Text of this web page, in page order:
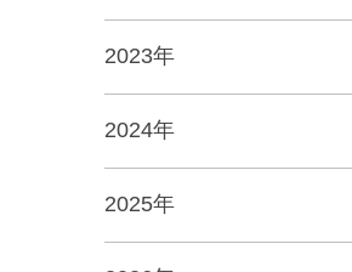
2023年
2024年
2025年